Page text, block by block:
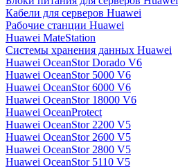
Кабели для серверов Huawei
Рабочие станции Huawei
Huawei MateStation
Системы хранения данных Huawei
Huawei OceanStor Dorado V6
Huawei OceanStor 5000 V6
Huawei OceanStor 6000 V6
Huawei OceanStor 18000 V6
Huawei OceanProtect
Huawei OceanStor 2200 V5
Huawei OceanStor 2600 V5
Huawei OceanStor 2800 V5
Huawei OceanStor 5110 V5